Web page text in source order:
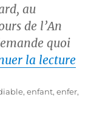
au
de l’An
quoi
la lecturede «
,enfant,enfer,